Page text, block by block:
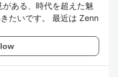
ある、時代を超えた魅
たいです。 最近は Zenn